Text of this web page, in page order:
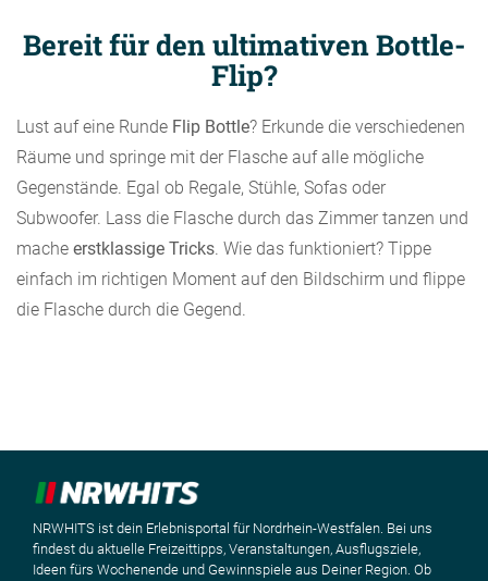
Bereit für den ultimativen Bottle-
Flip?
Lust auf eine Runde Flip Bottle? Erkunde die verschiedenen
Räume und springe mit der Flasche auf alle mögliche
Gegenstände. Egal ob Regale, Stühle, Sofas oder
Subwoofer. Lass die Flasche durch das Zimmer tanzen und
mache erstklassige Tricks. Wie das funktioniert? Tippe
einfach im richtigen Moment auf den Bildschirm und flippe
die Flasche durch die Gegend.
NRWHITS ist dein Erlebnisportal für Nordrhein-Westfalen. Bei uns
findest du aktuelle Freizeittipps, Veranstaltungen, Ausflugsziele,
Ideen fürs Wochenende und Gewinnspiele aus Deiner Region. Ob